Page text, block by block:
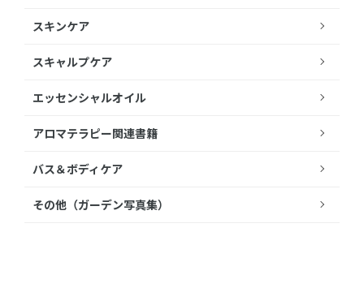
スキンケア
スキャルプケア
エッセンシャルオイル
アロマテラピー関連書籍
バス＆ボディケア
その他（ガーデン写真集）